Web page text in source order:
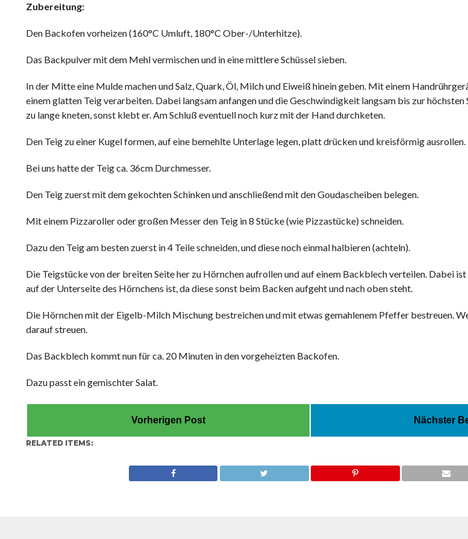
Zubereitung:
Den Backofen vorheizen (160°C Umluft, 180°C Ober-/Unterhitze).
Das Backpulver mit dem Mehl vermischen und in eine mittlere Schüssel sieben.
In der Mitte eine Mulde machen und Salz, Quark, Öl, Milch und Eiweiß hinein geben. Mit einem
einem glatten Teig verarbeiten. Dabei langsam anfangen und die Geschwindigkeit langsam bis zur
zu lange kneten, sonst klebt er. Am Schluß eventuell noch kurz mit der Hand durchketen.
Den Teig zu einer Kugel formen, auf eine bemehlte Unterlage legen, platt drücken und kreisförmig ausrollen.
Bei uns hatte der Teig ca. 36cm Durchmesser.
Den Teig zuerst mit dem gekochten Schinken und anschließend mit den Goudascheiben belegen.
Mit einem Pizzaroller oder großen Messer den Teig in 8 Stücke (wie Pizzastücke) schneiden.
Dazu den Teig am besten zuerst in 4 Teile schneiden, und diese noch einmal halbieren (achteln).
Die Teigstücke von der breiten Seite her zu Hörnchen aufrollen und auf einem Backblech verteilen. Dabei
auf der Unterseite des Hörnchens ist, da diese sonst beim Backen aufgeht und nach oben steht.
Die Hörnchen mit der Eigelb-Milch Mischung bestreichen und mit etwas gemahlenem Pfeffer bestreuen.
darauf streuen.
Das Backblech kommt nun für ca. 20 Minuten in den vorgeheizten Backofen.
Dazu passt ein gemischter Salat.
Vorherigen Post Nächster
RELATED ITEMS: